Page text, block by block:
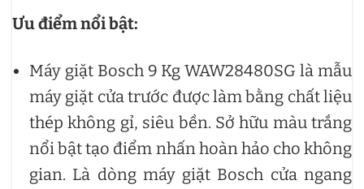
Ưu điểm nổi bật:
Máy giặt Bosch 9 Kg WAW28480SG là mẫu
máy giặt cửa trước được làm bằng chất liệu
thép không gỉ, siêu bền. Sở hữu màu trắng
nổi bật tạo điểm nhấn hoàn hảo cho không
gian. Là dòng máy giặt Bosch cửa ngang